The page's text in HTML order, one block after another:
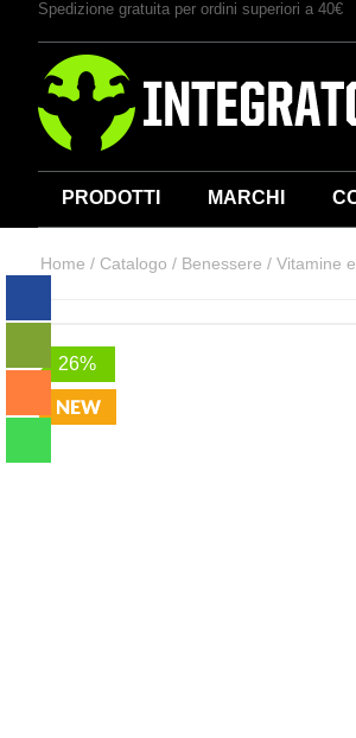
Spedizione gratuita per ordini superiori a 40€
PRODOTTI MARCHI
Home / Catalogo / Benessere / Vitamine
26%